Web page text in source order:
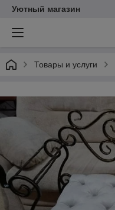
Уютный магазин
Товары и услуги